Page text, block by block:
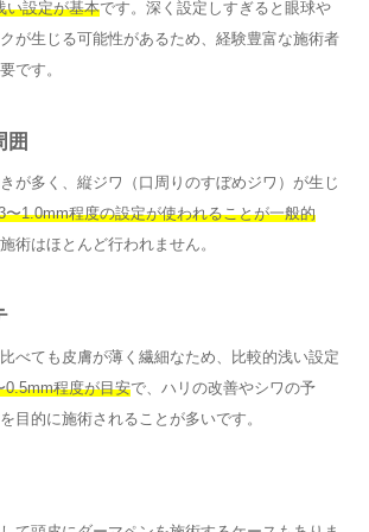
い設定が基本です。深く設定しすぎると眼球や
が生じる可能性があるため、経験豊富な施術者
です。
囲
が多く、縦ジワ（口周りのすぼめジワ）が生じ
〜1.0mm程度の設定が使われることが一般的
術はほとんど行われません。
べても皮膚が薄く繊細なため、比較的浅い設定
0.5mm程度が目安で、ハリの改善やシワの予
目的に施術されることが多いです。